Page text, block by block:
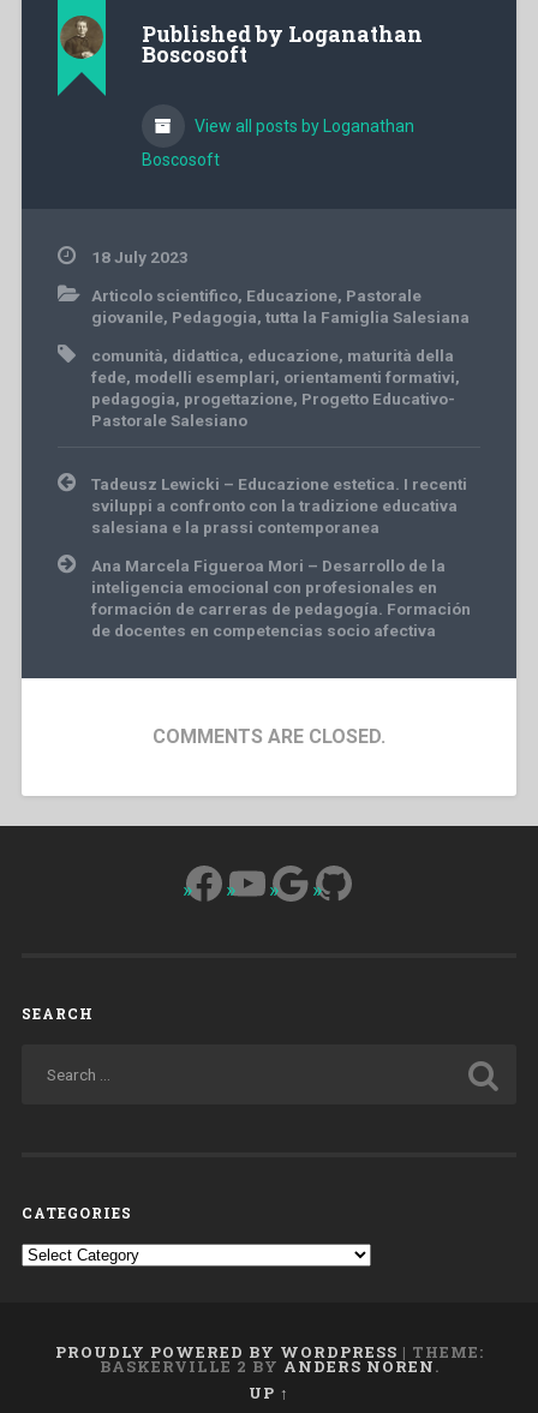
Published by Loganathan
Boscosoft
View all posts by Loganathan
Boscosoft
18 July 2023
Articolo scientifico, Educazione, Pastorale
giovanile, Pedagogia, tutta la Famiglia Salesiana
comunità, didattica, educazione, maturità della
fede, modelli esemplari, orientamenti formativi,
pedagogia, progettazione, Progetto Educativo-
Pastorale Salesiano
Post
navigation
Tadeusz Lewicki – Educazione estetica. I recenti
sviluppi a confronto con la tradizione educativa
salesiana e la prassi contemporanea
Ana Marcela Figueroa Mori – Desarrollo de la
inteligencia emocional con profesionales en
formación de carreras de pedagogía. Formación
de docentes en competencias socio afectiva
COMMENTS ARE CLOSED.
Facebook
YouTube
Google
GitHub
SEARCH
CATEGORIES
Categories
PROUDLY POWERED BY WORDPRESS | THEME:
BASKERVILLE 2 BY ANDERS NOREN.
UP ↑